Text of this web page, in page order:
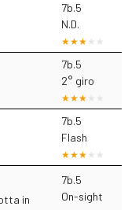
7b.5
N.D.
7b.5
2° giro
7b.5
Flash
in
7b.5
On-sight